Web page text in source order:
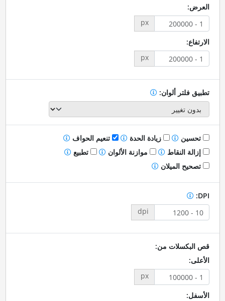
العرض:
px
الارتفاع:
px
تطبيق فلتر ألوان:
تحسين زيادة الحدة
تنعيم الحواف
إزالة النقاط
موازنة الألوان
تطبيع
تصحيح الميلان
DPI:
dpi
قص البكسلات من:
الأعلى:
px
الأسفل: